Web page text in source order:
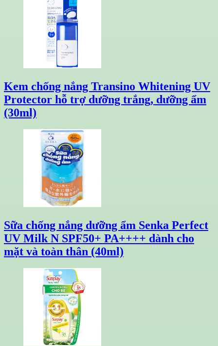
Kem chống nắng Transino Whitening UV
Protector hỗ trợ dưỡng trắng, dưỡng ẩm
(30ml)
Sữa chống nắng dưỡng ẩm Senka Perfect
UV Milk N SPF50+ PA++++ dành cho
mặt và toàn thân (40ml)